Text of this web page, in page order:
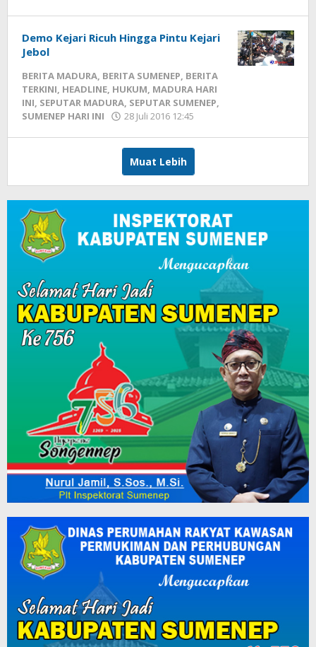
Demo Kejari Ricuh Hingga Pintu Kejari
Jebol
BERITA MADURA, BERITA SUMENEP, BERITA
TERKINI, HEADLINE, HUKUM, MADURA HARI
INI, SEPUTAR MADURA, SEPUTAR SUMENEP,
SUMENEP HARI INI
28 Juli 2016 12:45
Muat Lebih